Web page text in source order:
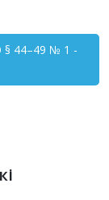
44–49 № 1 -